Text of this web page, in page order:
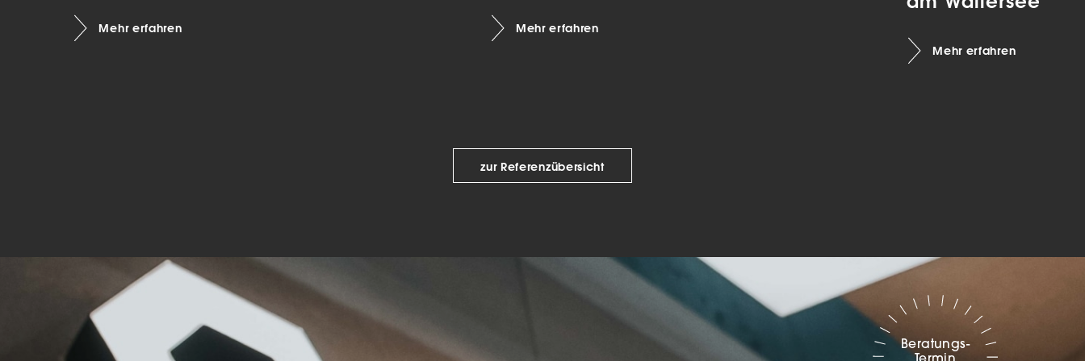
Mehr erfahren Mehr erfahren
Mehr erfahren
zur Referenzübersicht
Beratungs-